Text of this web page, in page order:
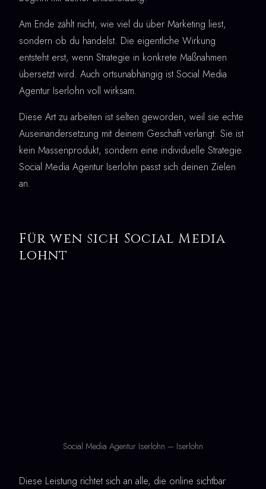
Am Ende zählt nicht, wie viel du über Marketing liest,
sondern ob du handelst. Die eigentliche Wirkung
entsteht erst, wenn Strategie in konkrete Maßnahmen
übersetzt wird. Auch ortsunabhängig ist Social Media
Agentur Iserlohn voll wirksam.
Diese Art zu arbeiten ist selten geworden, weil sie echte
Auseinandersetzung mit deinem Geschäft verlangt. Sie ist
kein Massenprodukt, sondern eine individuelle Strategie.
Social Media Agentur Iserlohn passt sich deinen Zielen
an.
Für wen sich Social Media
lohnt
Social Media Agentur Iserlohn – Iserlohn
Diese Leistung richtet sich an alle, die online sichtbar